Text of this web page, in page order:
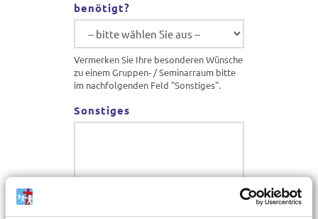
benötigt?
Vermerken Sie Ihre besonderen Wünsche
zu einem Gruppen- / Seminarraum bitte
im nachfolgenden Feld "Sonstiges".
Sonstiges